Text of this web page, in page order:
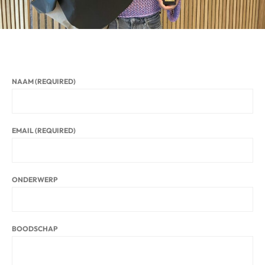
NAAM (REQUIRED)
EMAIL (REQUIRED)
ONDERWERP
BOODSCHAP